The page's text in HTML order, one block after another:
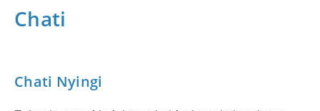
Chati
Chati Nyingi